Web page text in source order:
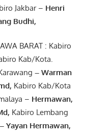
Jakbar – Henri
Budhi,
BARAT : Kabiro
Kab/Kota.
–Warman
, Kabiro Kab/Kota
– Hermawan,
, Kabiro Lembang
Yayan Hermawan,